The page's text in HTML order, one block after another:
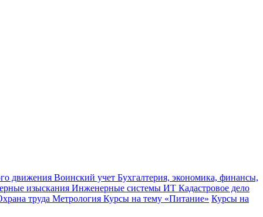
движения Воинский учет Бухгалтерия, экономика, финансы,
изыскания Инженерные системы ИТ Кадастровое дело
труда Метрология Курсы на тему «Питание» Курсы на